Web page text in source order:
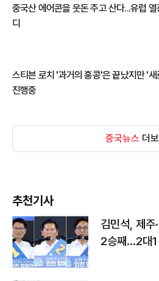
중국산 에어콘을 웃돈 주고 산다...유럽 열
디
스티븐 로치 '과거의 홍콩'은 끝났지만 '
진행중
중국뉴스 더보
추천기사
김민석, 제주
2승째…2대1